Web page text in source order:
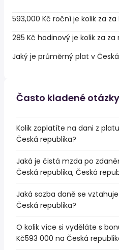
593,000 Kč roční je kolik za
285 Kč hodinový je kolik za za
Jaký je průměrný plat v
Často kladené otázky
Kolik zaplatíte na dani z
Česká republika?
Jaká je čistá mzda po
Česká republika, Česká
Jaká sazba daně se
Česká republika?
O kolik více si vyděláte s
Kč593 000 na Česká